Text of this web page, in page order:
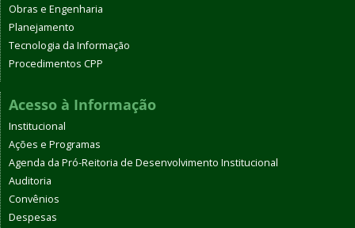
Obras e Engenharia
Planejamento
Tecnologia da Informação
Procedimentos CPP
Acesso à Informação
Institucional
Ações e Programas
Agenda da Pró-Reitoria de Desenvolvimento Institucional
Auditoria
Convênios
Despesas